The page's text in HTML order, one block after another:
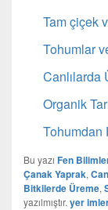
Tam çiçek
Tohumlar
Canlılarda
Organik
Tohumdan
Bu yazı Fen
Çanak Yaprak,
Bitkilerde Üreme,
yazılmıştır. yer